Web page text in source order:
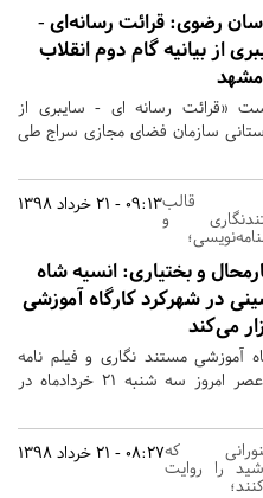
رضوی: قرائت رسانه‌ای -
از بیانیه گام دوم انقلاب
«قرائت رسانه ای - سایبری از
سازمان فضای مجازی سراج طی
09:13 - 21 خرداد 1398قالب
و
و بختیاری: انسیه شاه
در شهرکرد کارگاه آموزشی
می‌کند
آموزشی مستند نگاری و فیلم نامه
نویسی با حضور انسیه شاه حسینی عصر امروز سه شنبه ۲۱ خردادماه در
08:27 - 21 خرداد 1398که
را روایت